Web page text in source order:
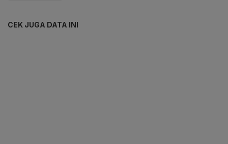
CEK JUGA DATA INI